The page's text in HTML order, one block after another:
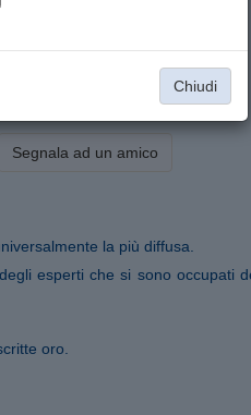
Chiudi
Segnala ad un amico
la più diffusa.
esperti che si sono occupati
oro.